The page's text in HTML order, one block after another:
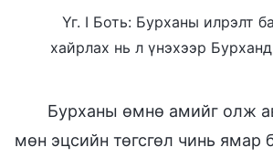
Үг. I Боть: Бурханы илрэлт
хайрлах нь л үнэхээр
Бурханы өмнө амийг олж
мөн эцсийн төгсгөл чинь ямар